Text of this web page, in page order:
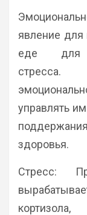
явление
еде для
управлять
здоровья.
Стресс: